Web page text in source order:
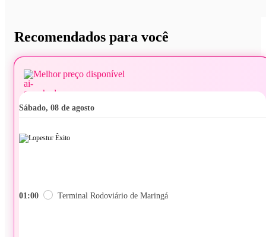
Recomendados para você
Melhor preço disponível
sábado, 08 de agosto
01:00 Terminal Rodoviário de Maringá